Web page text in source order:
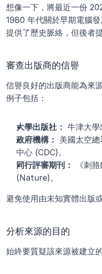
想像一下，將最近一份
1980 年代關於早期電腦
提供了歷史脈絡，但後者
審查出版商的信譽
信譽良好的出版商能為來
例子包括：
大學出版社： 牛津大學
政府機構： 美國太空
中心 (CDC)。
同行評審期刊：
《刺
(Nature)。
避免使用由未知實體出版
分析來源的目的
始終要質疑該來源被建立的